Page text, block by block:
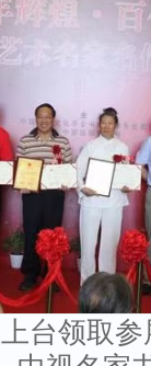
台领取